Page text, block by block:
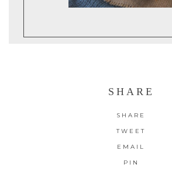
SHARE
SHARE
TWEET
EMAIL
PIN